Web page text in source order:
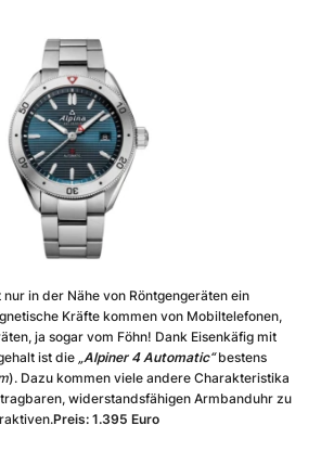
nur in der Nähe von Röntgengeräten ein
Kräfte kommen von Mobiltelefonen,
ja sogar vom Föhn! Dank Eisenkäfig mit
ist die „Alpiner 4 Automatic“bestens
). Dazu kommen viele andere Charakteristika
widerstandsfähigen Armbanduhr zu
Preis: 1.395 Euro